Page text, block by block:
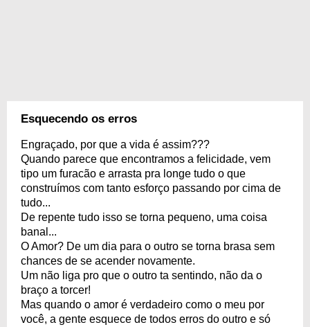
Esquecendo os erros
Engraçado, por que a vida é assim???
Quando parece que encontramos a felicidade, vem
tipo um furacão e arrasta pra longe tudo o que
construímos com tanto esforço passando por cima de
tudo...
De repente tudo isso se torna pequeno, uma coisa
banal...
O Amor? De um dia para o outro se torna brasa sem
chances de se acender novamente.
Um não liga pro que o outro ta sentindo, não da o
braço a torcer!
Mas quando o amor é verdadeiro como o meu por
você, a gente esquece de todos erros do outro e só